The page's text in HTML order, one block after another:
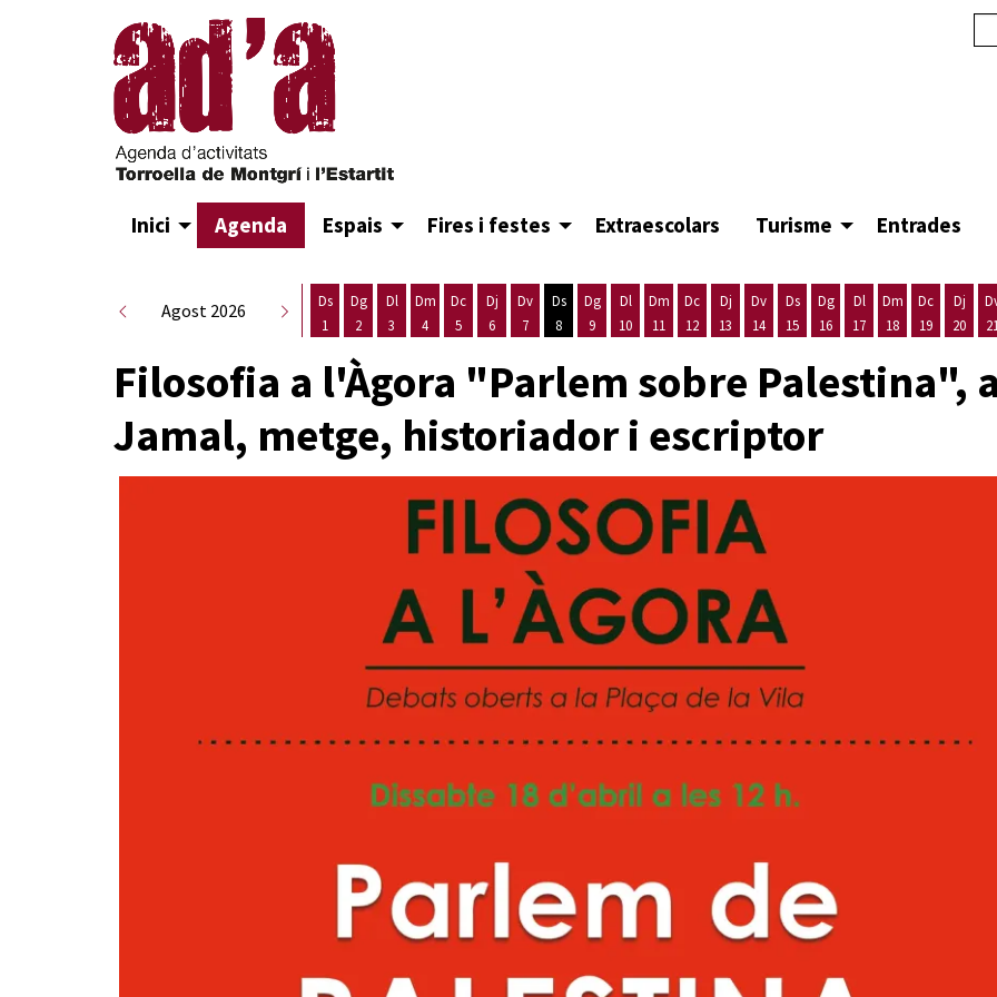
Inici Agenda Espais Fires i festes Extraescolars Turisme Entrades
Agost 2026
Ds
1
Dg
2
Dl
3
Dm
4
Dc
5
Dj
6
Dv
7
Ds
8
Dg
9
Dl
10
Dm
11
Dc
12
Dj
13
Dv
14
Ds
15
Dg
16
Dl
17
Dm
18
Dc
19
Dj
20
Filosofia a l'Àgora "Parlem sobre Palestina",
Jamal, metge, historiador i escriptor